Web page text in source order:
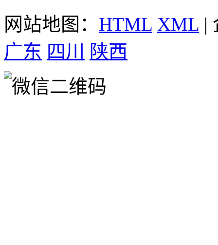
网站地图： HTML XML |
广东 四川 陕西